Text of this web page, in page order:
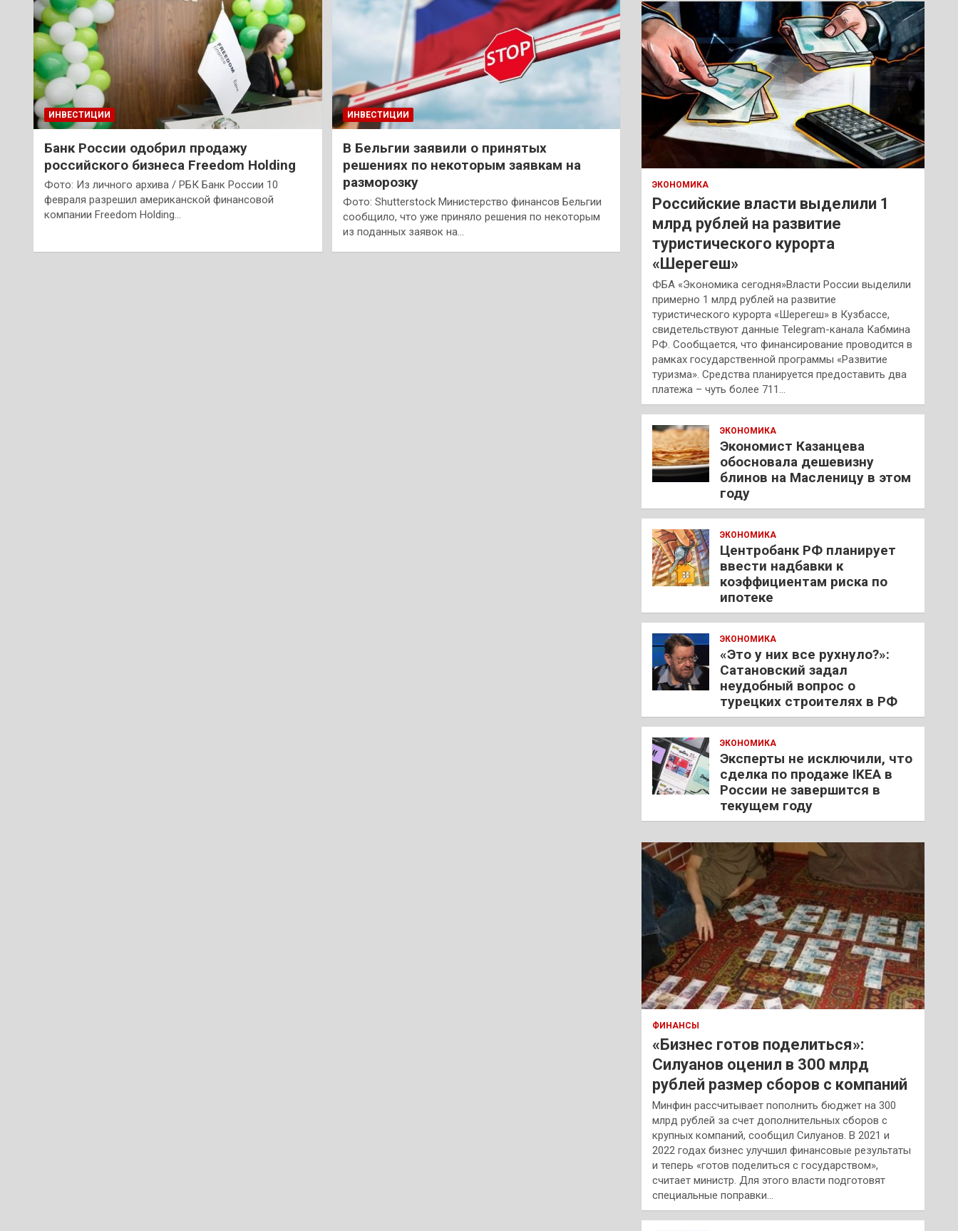
ИНВЕСТИЦИИ
Банк России одобрил продажу
российского бизнеса Freedom Holding
Фото: Из личного архива / РБК Банк России 10
февраля разрешил американской финансовой
компании Freedom Holding…
ИНВЕСТИЦИИ
В Бельгии заявили о принятых
решениях по некоторым заявкам на
разморозку
Фото: Shutterstock Министерство финансов Бельгии
сообщило, что уже приняло решения по некоторым
из поданных заявок на…
к
ЭКОНОМИКА
Российские власти выделили 1
млрд рублей на развитие
туристического курорта
«Шерегеш»
ФБА «Экономика сегодня»Власти России выделили
примерно 1 млрд рублей на развитие
туристического курорта «Шерегеш» в Кузбассе,
свидетельствуют данные Telegram-канала Кабмина
РФ. Сообщается, что финансирование проводится в
рамках государственной программы «Развитие
туризма». Средства планируется предоставить два
платежа – чуть более 711…
ЭКОНОМИКА
Экономист Казанцева
обосновала дешевизну
блинов на Масленицу в этом
году
ЭКОНОМИКА
Центробанк РФ планирует
ввести надбавки к
коэффициентам риска по
ипотеке
ЭКОНОМИКА
«Это у них все рухнуло?»:
Сатановский задал
неудобный вопрос о
турецких строителях в РФ
ЭКОНОМИКА
Эксперты не исключили, что
сделка по продаже IKEA в
России не завершится в
текущем году
ФИНАНСЫ
«Бизнес готов поделиться»:
Силуанов оценил в 300 млрд
рублей размер сборов с компаний
Минфин рассчитывает пополнить бюджет на 300
млрд рублей за счет дополнительных сборов с
крупных компаний, сообщил Силуанов. В 2021 и
2022 годах бизнес улучшил финансовые результаты
и теперь «готов поделиться с государством»,
считает министр. Для этого власти подготовят
специальные поправки…